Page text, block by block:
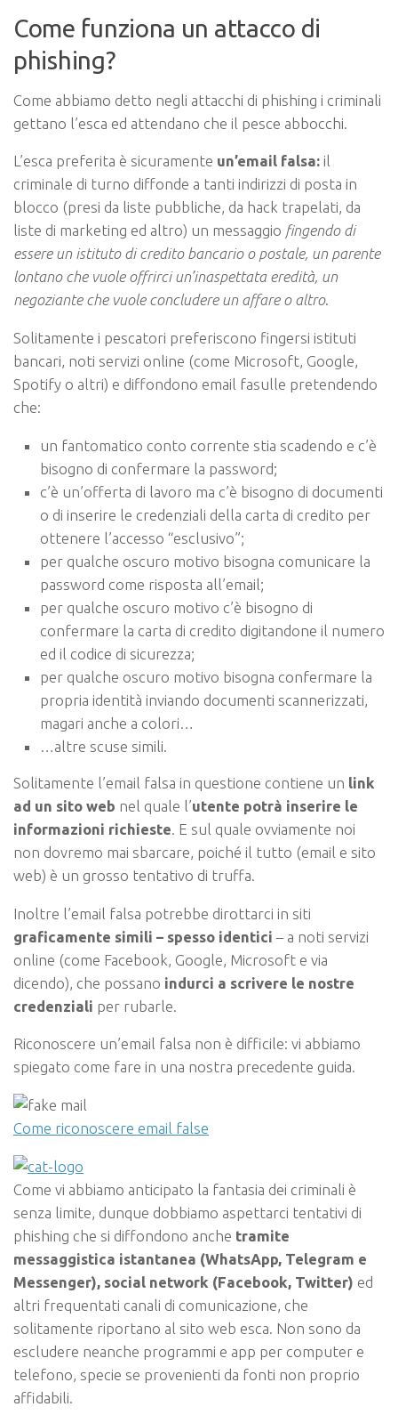
Come funziona un attacco di
phishing?
Come abbiamo detto negli attacchi di phishing i criminali
gettano l’esca ed attendano che il pesce abbocchi.
L’esca preferita è sicuramente un’email falsa: il
criminale di turno diffonde a tanti indirizzi di posta in
blocco (presi da liste pubbliche, da hack trapelati, da
liste di marketing ed altro) un messaggio fingendo di
essere un istituto di credito bancario o postale, un parente
lontano che vuole offrirci un’inaspettata eredità, un
negoziante che vuole concludere un affare o altro.
Solitamente i pescatori preferiscono fingersi istituti
bancari, noti servizi online (come Microsoft, Google,
Spotify o altri) e diffondono email fasulle pretendendo
che:
un fantomatico conto corrente stia scadendo e c’è
bisogno di confermare la password;
c’è un’offerta di lavoro ma c’è bisogno di documenti
o di inserire le credenziali della carta di credito per
ottenere l’accesso “esclusivo”;
per qualche oscuro motivo bisogna comunicare la
password come risposta all’email;
per qualche oscuro motivo c’è bisogno di
confermare la carta di credito digitandone il numero
ed il codice di sicurezza;
per qualche oscuro motivo bisogna confermare la
propria identità inviando documenti scannerizzati,
magari anche a colori…
…altre scuse simili.
Solitamente l’email falsa in questione contiene un link
ad un sito web nel quale l’utente potrà inserire le
informazioni richieste. E sul quale ovviamente noi
non dovremo mai sbarcare, poiché il tutto (email e sito
web) è un grosso tentativo di truffa.
Inoltre l’email falsa potrebbe dirottarci in siti
graficamente simili – spesso identici – a noti servizi
online (come Facebook, Google, Microsoft e via
dicendo), che possano indurci a scrivere le nostre
credenziali per rubarle.
Riconoscere un’email falsa non è difficile: vi abbiamo
spiegato come fare in una nostra precedente guida.
Come riconoscere email false
Come vi abbiamo anticipato la fantasia dei criminali è
senza limite, dunque dobbiamo aspettarci tentativi di
phishing che si diffondono anche tramite
messaggistica istantanea (WhatsApp, Telegram e
Messenger), social network (Facebook, Twitter) ed
altri frequentati canali di comunicazione, che
solitamente riportano al sito web esca. Non sono da
escludere neanche programmi e app per computer e
telefono, specie se provenienti da fonti non proprio
affidabili.